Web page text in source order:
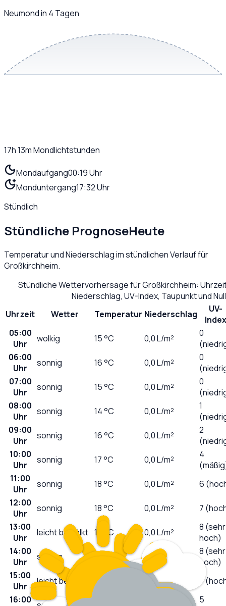
Neumond in 4 Tagen
17h 13mMondlichtstunden
Mondaufgang00:19 Uhr
Monduntergang17:32 Uhr
Stündlich
Stündliche PrognoseHeute
Temperatur und Niederschlag im stündlichen Verlauf für
Großkirchheim.
Stündliche Wettervorhersage fürGroßkirchheim:
Niederschlag, UV-Index, Taupunkt und
Uhrzeit
Wetter Temperatur Niederschlag
UV-
Index
05:00
Uhr
wolkig 15°C 0,0L/m²
0
06:00
Uhr
sonnig 16°C 0,0L/m²
0
07:00
Uhr
sonnig 15°C 0,0L/m²
0
08:00
Uhr
sonnig 14°C 0,0L/m²
1
09:00
Uhr
sonnig 16°C 0,0L/m²
2
10:00
Uhr
sonnig 17°C 0,0L/m²
4
11:00
Uhr
sonnig 18°C 0,0L/m²
6
12:00
Uhr
sonnig 18°C 0,0L/m²
7
13:00
Uhr
leicht bewölkt 19 °C 0,0L/m²
8 (sehr
hoch)
14:00
Uhr
sonnig 0,0 L/m²
8 (sehr
hoch)
15:00
Uhr
leicht bewölkt 21 L/m²
7
16:00
5